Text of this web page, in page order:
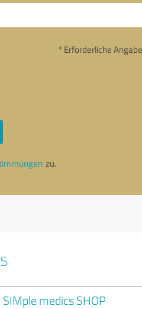
* Erforderliche
zu.
SIMple medics SHOP